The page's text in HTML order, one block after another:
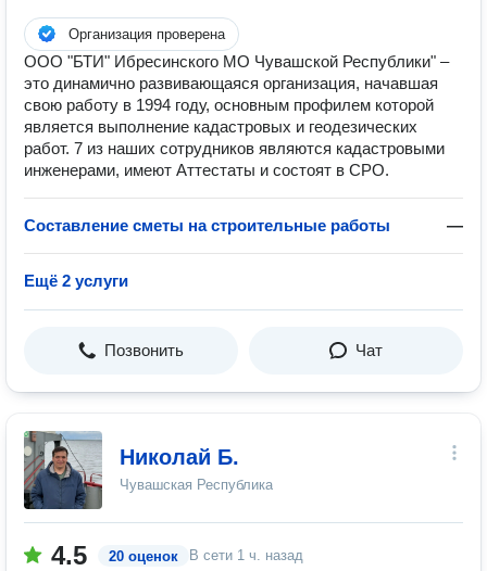
Организация проверена
ООО "БТИ" Ибресинского МО Чувашской Республики" –
это динамично развивающаяся организация, начавшая
свою работу в 1994 году, основным профилем которой
является выполнение кадастровых и геодезических
работ. 7 из наших сотрудников являются кадастровыми
инженерами, имеют Аттестаты и состоят в СРО.
Составление сметы на строительные работы —
Ещё 2 услуги
Позвонить Чат
Николай Б.
Чувашская Республика
4.5 20 оценок В сети 1 ч. назад